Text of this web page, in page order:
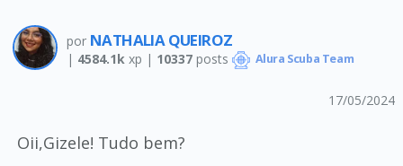
por NATHALIA QUEIROZ
| 4584.1kxp | 10337posts Alura Scuba Team
17/05/2024
Oii,Gizele! Tudo bem?